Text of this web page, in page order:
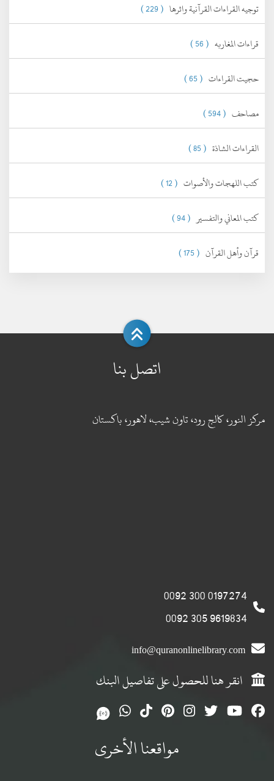
توجيه القراءات القرآنية واثرها ( 229 )
قراءات المغاربه ( 56 )
حجيت القراءات ( 65 )
مصاحف ( 594 )
القراءات الشاذة ( 85 )
كتب اللهجات والأصوات ( 12 )
كتب المعاني والتفسير ( 94 )
قرآن وأهل القرآن ( 175 )
اتصل بنا
مركز النور، كالج رود، تاون شيب، لاهور، باكستان
0197274 300 0092
9619834 305 0092
info@quranonlinelibrary.com
انقر هنا للحصول على تفاصيل البنك
مواقعنا الأخرى